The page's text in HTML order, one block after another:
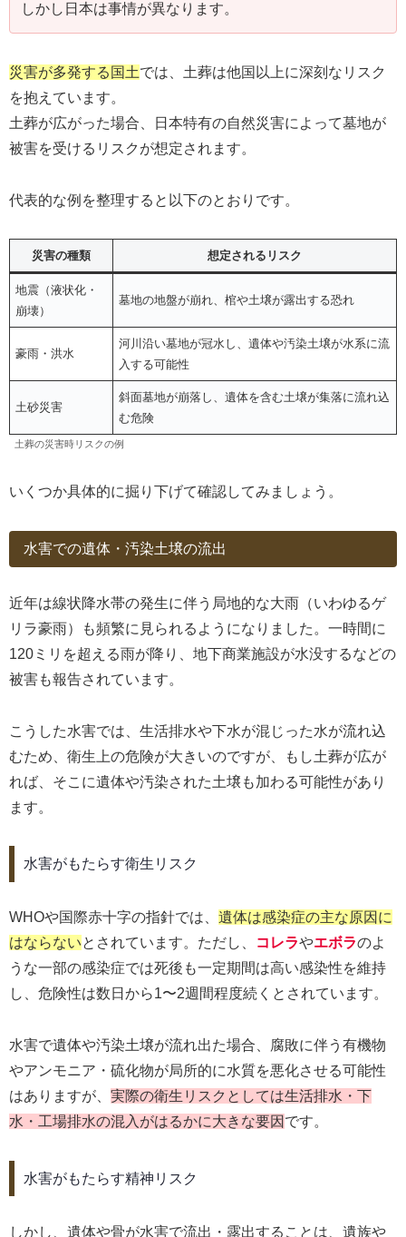
しかし日本は事情が異なります。
災害が多発する国土では、土葬は他国以上に深刻なリスク
を抱えています。
土葬が広がった場合、日本特有の自然災害によって墓地が
被害を受けるリスクが想定されます。
代表的な例を整理すると以下のとおりです。
災害の種類 想定されるリスク
地震（液状化・
崩壊）
墓地の地盤が崩れ、棺や土壌が露出する恐れ
豪雨・洪水
河川沿い墓地が冠水し、遺体や汚染土壌が水系に流
入する可能性
土砂災害
斜面墓地が崩落し、遺体を含む土壌が集落に流れ込
む危険
土葬の災害時リスクの例
いくつか具体的に掘り下げて確認してみましょう。
水害での遺体・汚染土壌の流出
近年は線状降水帯の発生に伴う局地的な大雨（いわゆるゲ
リラ豪雨）も頻繁に見られるようになりました。一時間に
120ミリを超える雨が降り、地下商業施設が水没するなどの
被害も報告されています。
こうした水害では、生活排水や下水が混じった水が流れ込
むため、衛生上の危険が大きいのですが、もし土葬が広が
れば、そこに遺体や汚染された土壌も加わる可能性があり
ます。
水害がもたらす衛生リスク
WHOや国際赤十字の指針では、 遺体は感染症の主な原因に
はならないとされています。ただし、 コレラやエボラのよ
うな一部の感染症では死後も一定期間は高い感染性を維持
し、危険性は数日から1〜2週間程度続くとされています。
水害で遺体や汚染土壌が流れ出た場合、腐敗に伴う有機物
やアンモニア・硫化物が局所的に水質を悪化させる可能性
はありますが、 実際の衛生リスクとしては生活排水・下
水・工場排水の混入がはるかに大きな要因 です。
水害がもたらす精神リスク
しかし、遺体や骨が水害で流出・露出することは、遺族や